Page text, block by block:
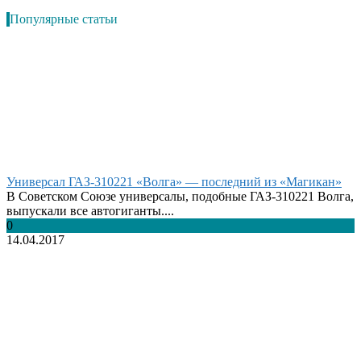
Популярные статьи
Универсал ГАЗ-310221 «Волга» — последний из «Магикан»
В Советском Союзе универсалы, подобные ГАЗ-310221 Волга,
выпускали все автогиганты....
0
14.04.2017